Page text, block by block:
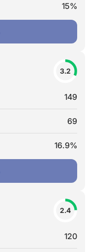
15%
3.2
149
69
16.9%
2.4
120